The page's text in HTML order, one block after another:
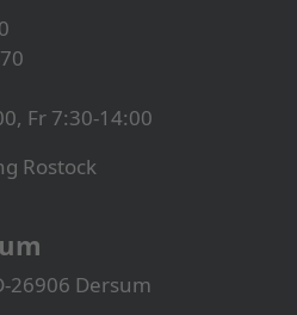
Fr 7:30-14:00
Rostock
26906 Dersum